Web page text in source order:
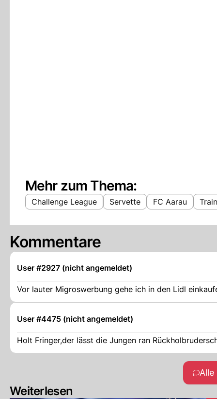
Mehr zum Thema:
Challenge League Servette FC Aarau
Kommentare
User #2927 (nicht angemeldet)
Vor lauter Migroswerbung gehe ich in den Lidl
User #4475 (nicht angemeldet)
Holt Fringer,der lässt die Jungen ran
Weiterlesen